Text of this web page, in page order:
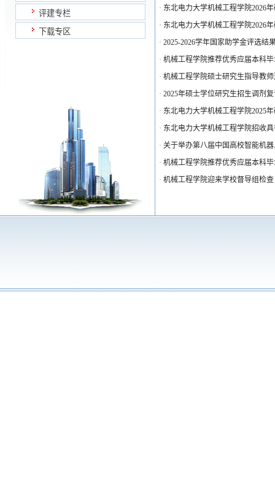
评建专栏
下载专区
· 东北电力大学机械工程学院2026
· 东北电力大学机械工程学院2026
· 2025-2026学年国家助学金评选结
· 机械工程学院推荐优秀应届本科
· 机械工程学院硕士研究生指导教
· 2025年硕士学位研究生招生调剂
· 东北电力大学机械工程学院2025
· 东北电力大学机械工程学院招收
· 关于举办第八届中国高校智能机
· 机械工程学院推荐优秀应届本科
· 机械工程学院迎来学校督导组检查